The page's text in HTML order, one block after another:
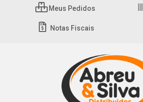
Meus Pedidos
Notas Fiscais